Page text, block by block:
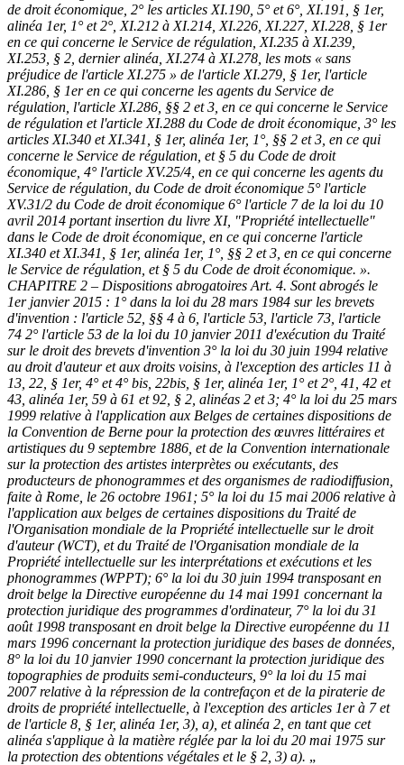
de droit économique, 2° les articles XI.190, 5° et 6°, XI.191, § 1er,
alinéa 1er, 1° et 2°, XI.212 à XI.214, XI.226, XI.227, XI.228, § 1er
en ce qui concerne le Service de régulation, XI.235 à XI.239,
XI.253, § 2, dernier alinéa, XI.274 à XI.278, les mots « sans
préjudice de l'article XI.275 » de l'article XI.279, § 1er, l'article
XI.286, § 1er en ce qui concerne les agents du Service de
régulation, l'article XI.286, §§ 2 et 3, en ce qui concerne le Service
de régulation et l'article XI.288 du Code de droit économique, 3° les
articles XI.340 et XI.341, § 1er, alinéa 1er, 1°, §§ 2 et 3, en ce qui
concerne le Service de régulation, et § 5 du Code de droit
économique, 4° l'article XV.25/4, en ce qui concerne les agents du
Service de régulation, du Code de droit économique 5° l'article
XV.31/2 du Code de droit économique 6° l'article 7 de la loi du 10
avril 2014 portant insertion du livre XI, "Propriété intellectuelle"
dans le Code de droit économique, en ce qui concerne l'article
XI.340 et XI.341, § 1er, alinéa 1er, 1°, §§ 2 et 3, en ce qui concerne
le Service de régulation, et § 5 du Code de droit économique. ».
CHAPITRE 2 – Dispositions abrogatoires Art. 4. Sont abrogés le
1er janvier 2015 : 1° dans la loi du 28 mars 1984 sur les brevets
d'invention : l'article 52, §§ 4 à 6, l'article 53, l'article 73, l'article
74 2° l'article 53 de la loi du 10 janvier 2011 d'exécution du Traité
sur le droit des brevets d'invention 3° la loi du 30 juin 1994 relative
au droit d'auteur et aux droits voisins, à l'exception des articles 11 à
13, 22, § 1er, 4° et 4° bis, 22bis, § 1er, alinéa 1er, 1° et 2°, 41, 42 et
43, alinéa 1er, 59 à 61 et 92, § 2, alinéas 2 et 3; 4° la loi du 25 mars
1999 relative à l'application aux Belges de certaines dispositions de
la Convention de Berne pour la protection des œuvres littéraires et
artistiques du 9 septembre 1886, et de la Convention internationale
sur la protection des artistes interprètes ou exécutants, des
producteurs de phonogrammes et des organismes de radiodiffusion,
faite à Rome, le 26 octobre 1961; 5° la loi du 15 mai 2006 relative à
l'application aux belges de certaines dispositions du Traité de
l'Organisation mondiale de la Propriété intellectuelle sur le droit
d'auteur (WCT), et du Traité de l'Organisation mondiale de la
Propriété intellectuelle sur les interprétations et exécutions et les
phonogrammes (WPPT); 6° la loi du 30 juin 1994 transposant en
droit belge la Directive européenne du 14 mai 1991 concernant la
protection juridique des programmes d'ordinateur, 7° la loi du 31
août 1998 transposant en droit belge la Directive européenne du 11
mars 1996 concernant la protection juridique des bases de données,
8° la loi du 10 janvier 1990 concernant la protection juridique des
topographies de produits semi-conducteurs, 9° la loi du 15 mai
2007 relative à la répression de la contrefaçon et de la piraterie de
droits de propriété intellectuelle, à l'exception des articles 1er à 7 et
de l'article 8, § 1er, alinéa 1er, 3), a), et alinéa 2, en tant que cet
alinéa s'applique à la matière réglée par la loi du 20 mai 1975 sur
la protection des obtentions végétales et le § 2, 3) a). „